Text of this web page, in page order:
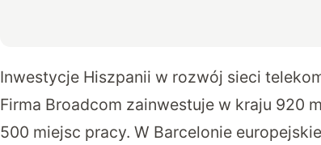
Inwestycje Hiszpanii w rozwój sieci
Firma Broadcom zainwestuje w kraju 920
500 miejsc pracy. W Barcelonie